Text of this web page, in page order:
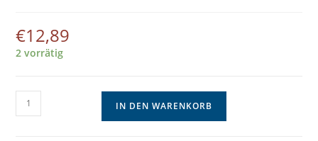
€12,89
2 vorrätig
Hohlkugel
60mm
IN DEN WARENKORB